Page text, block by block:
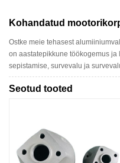
Kohandatud
Ostke meie tehasest
on aastatepikkune töökogemus ja
sepistamise, survevalu ja
Seotud tooted